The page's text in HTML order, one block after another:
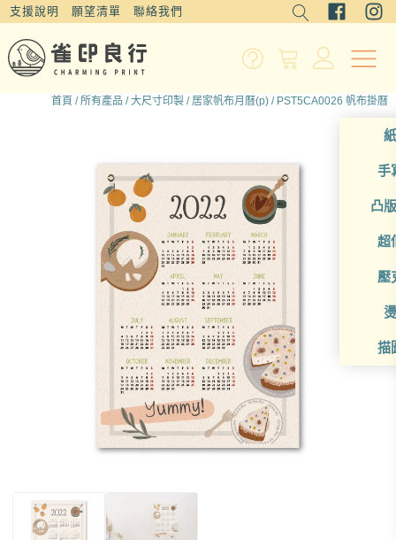
支援說明 願望清單 聯絡我們
手
凸
超
壓
描
首頁 /所有產品 /大尺寸印製 / 居家帆布月曆(p) / PST5CA0026 帆布掛曆